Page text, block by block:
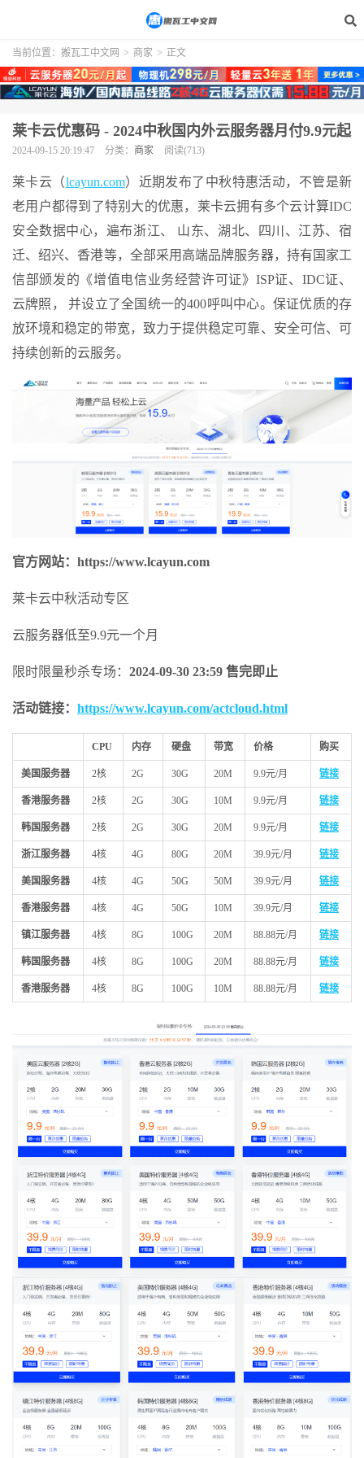
当前位置： 搬瓦工中文网 > 商家 > 正文
莱卡云优惠码 - 2024中秋国内外云服务器月付9.9元起
2024-09-15 20:19:47 分类： 商家 阅读(713)
莱卡云（lcayun.com）近期发布了中秋特惠活动，不管是新
老用户都得到了特别大的优惠，莱卡云拥有多个云计算IDC
安全数据中心，遍布浙江、 山东、湖北、四川、江苏、宿
迁、绍兴、香港等，全部采用高端品牌服务器，持有国家工
信部颁发的《增值电信业务经营许可证》ISP证、IDC证、
云牌照， 并设立了全国统一的400呼叫中心。保证优质的存
放环境和稳定的带宽，致力于提供稳定可靠、安全可信、可
持续创新的云服务。
官方网站：https://www.lcayun.com
莱卡云中秋活动专区
云服务器低至9.9元一个月
限时限量秒杀专场： 2024-09-30 23:59 售完即止
活动链接： https://www.lcayun.com/actcloud.html
CPU 内存 硬盘 带宽 价格 购买
美国服务器 2核 2G 30G 20M 9.9元/月 链接
香港服务器 2核 2G 30G 10M 9.9元/月 链接
韩国服务器 2核 2G 30G 20M 9.9元/月 链接
浙江服务器 4核 4G 80G 20M 39.9元/月 链接
美国服务器 4核 4G 50G 50M 39.9元/月 链接
香港服务器 4核 4G 50G 10M 39.9元/月 链接
镇江服务器 4核 8G 100G 20M 88.88元/月 链接
韩国服务器 4核 8G 100G 20M 88.88元/月 链接
香港服务器 4核 8G 100G 10M 88.88元/月 链接